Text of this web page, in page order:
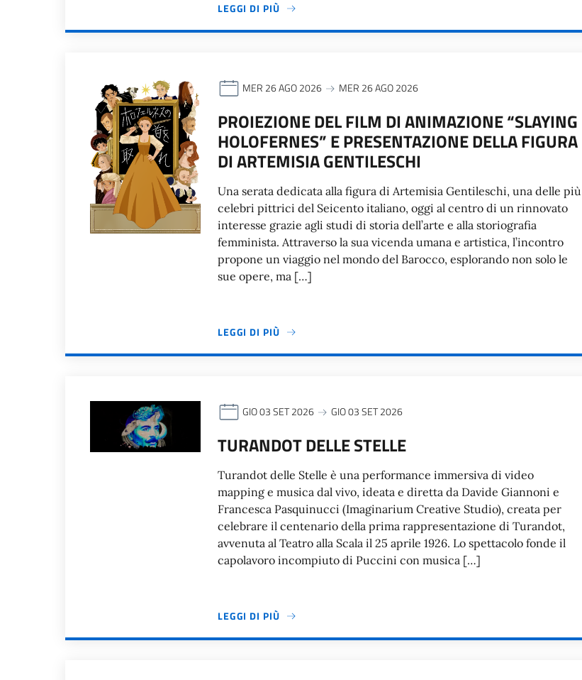
LEGGI DI PIÙ
MER 26 AGO 2026 MER 26 AGO 2026
PROIEZIONE DEL FILM DI ANIMAZIONE “SLAYING
HOLOFERNES” E PRESENTAZIONE DELLA FIGURA
DI ARTEMISIA GENTILESCHI
Una serata dedicata alla figura di Artemisia Gentileschi, una delle più
celebri pittrici del Seicento italiano, oggi al centro di un rinnovato
interesse grazie agli studi di storia dell’arte e alla storiografia
femminista. Attraverso la sua vicenda umana e artistica, l’incontro
propone un viaggio nel mondo del Barocco, esplorando non solo le
sue opere, ma […]
LEGGI DI PIÙ
GIO 03 SET 2026 GIO 03 SET 2026
TURANDOT DELLE STELLE
Turandot delle Stelle è una performance immersiva di video
mapping e musica dal vivo, ideata e diretta da Davide Giannoni e
Francesca Pasquinucci (Imaginarium Creative Studio), creata per
celebrare il centenario della prima rappresentazione di Turandot,
avvenuta al Teatro alla Scala il 25 aprile 1926. Lo spettacolo fonde il
capolavoro incompiuto di Puccini con musica […]
LEGGI DI PIÙ